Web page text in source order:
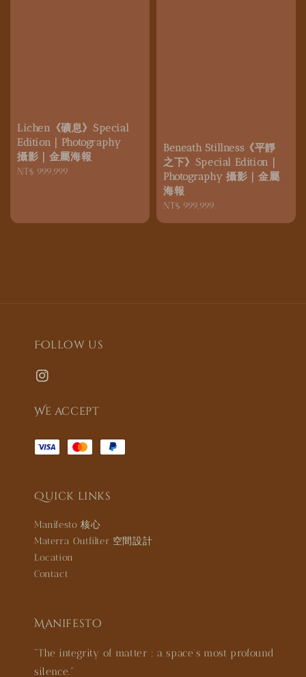
Lichen《礦息》Special
Edition｜Photography
攝影｜金屬海報
Regular
NT$ 999,999
Beneath Stillness《平靜
之下》Special Edition｜
Photography 攝影｜金屬
海報
Regular
price
NT$ 999,999
Follow us
We accept
Quick links
Manifesto 核心
Materra Outfilter 空間設計
Location
Contact
Manifesto
"The integrity of matter : a space’s most profound
silence."